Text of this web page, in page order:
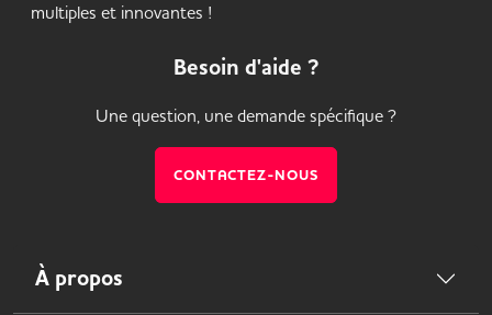
multiples et innovantes !
Besoin d'aide ?
Une question, une demande spécifique ?
CONTACTEZ-NOUS
À propos